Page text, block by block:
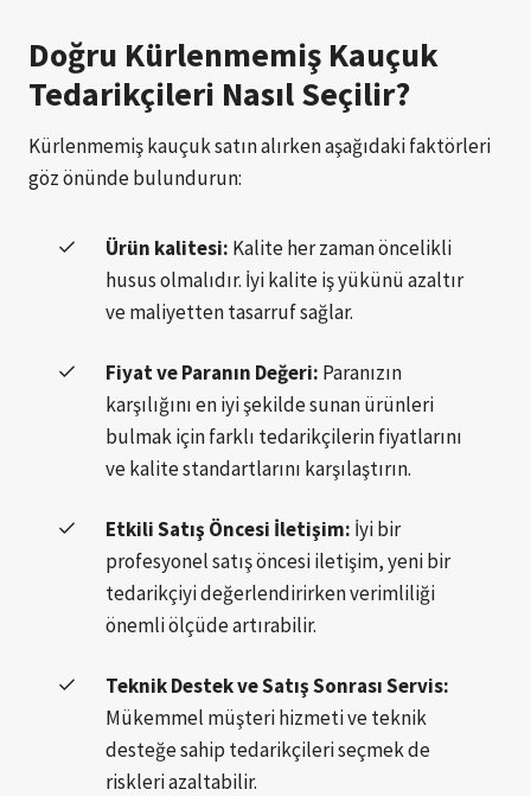
Doğru Kürlenmemiş Kauçuk
Tedarikçileri Nasıl Seçilir?
Kürlenmemiş kauçuk satın alırken aşağıdaki faktörleri
göz önünde bulundurun:
Ürün kalitesi: Kalite her zaman öncelikli
husus olmalıdır. İyi kalite iş yükünü azaltır
ve maliyetten tasarruf sağlar.
Fiyat ve Paranın Değeri: Paranızın
karşılığını en iyi şekilde sunan ürünleri
bulmak için farklı tedarikçilerin fiyatlarını
ve kalite standartlarını karşılaştırın.
Etkili Satış Öncesi İletişim: İyi bir
profesyonel satış öncesi iletişim, yeni bir
tedarikçiyi değerlendirirken verimliliği
önemli ölçüde artırabilir.
Teknik Destek ve Satış Sonrası Servis:
Mükemmel müşteri hizmeti ve teknik
desteğe sahip tedarikçileri seçmek de
riskleri azaltabilir.